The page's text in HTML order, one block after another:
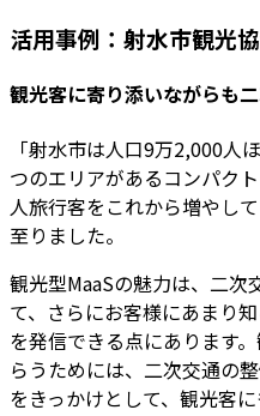
活用事例：射水市観光
観光客に寄り添いながらも
「射水市は人口9万2,000人
つのエリアがあるコンパク
人旅行客をこれから増やし
至りました。
観光型MaaSの魅力は、二
て、さらにお客様にあまり
を発信できる点にあります
らうためには、二次交通の
をきっかけとして、観光客